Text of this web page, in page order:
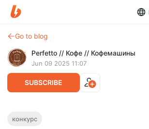
Go to blog
Perfetto // Кофе // Кофемашины
Jun 09 2025 11:07
SUBSCRIBE
Розыгрыш кофемашины Jura
конкурс